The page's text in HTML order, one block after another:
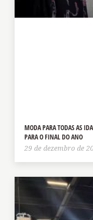
MODA PARA TODAS AS
PARA O FINAL DO ANO
29 de dezembro de